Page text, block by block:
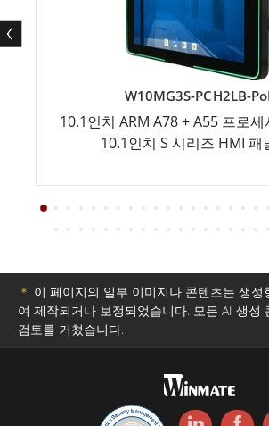
W10MG3S-PCH2LB-
10.1인치 ARM A78 + A55 프로
10.1인치 S 시리즈 HMI 패
＊ 이 페이지의 일부 이미지나 콘텐츠는 생성
여 제작되거나 보정되었습니다. 모든 AI 생성
검토를 거쳤습니다.